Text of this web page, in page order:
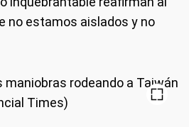
no estamos aislados y no